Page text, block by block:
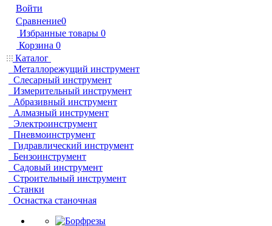
Войти
Сравнение0
Избранные товары 0
Корзина 0
Каталог
Металлорежущий инструмент
Слесарный инструмент
Измерительный инструмент
Абразивный инструмент
Алмазный инструмент
Электроинструмент
Пневмоинструмент
Гидравлический инструмент
Бензоинструмент
Садовый инструмент
Строительный инструмент
Станки
Оснастка станочная